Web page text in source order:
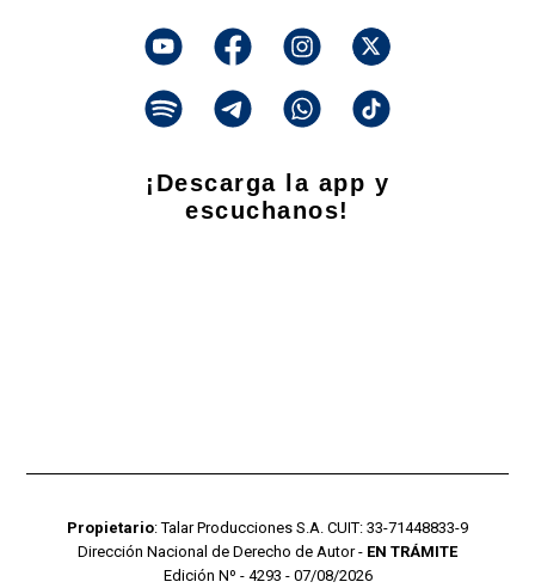
¡Descarga la app y
escuchanos!
Propietario: Talar Producciones S.A. CUIT: 33-71448833-9
Dirección Nacional de Derecho de Autor - EN TRÁMITE
Edición Nº - 4293 - 07/08/2026